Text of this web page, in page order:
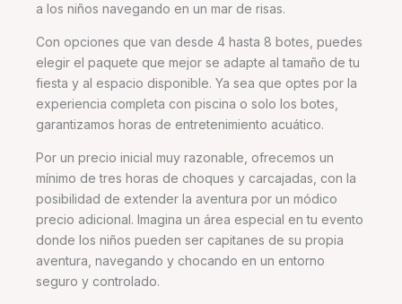
a los niños navegando en un mar de risas.
Con opciones que van desde 4 hasta 8 botes, puedes
elegir el paquete que mejor se adapte al tamaño de tu
fiesta y al espacio disponible. Ya sea que optes por la
experiencia completa con piscina o solo los botes,
garantizamos horas de entretenimiento acuático.
Por un precio inicial muy razonable, ofrecemos un
mínimo de tres horas de choques y carcajadas, con la
posibilidad de extender la aventura por un módico
precio adicional. Imagina un área especial en tu evento
donde los niños pueden ser capitanes de su propia
aventura, navegando y chocando en un entorno
seguro y controlado.